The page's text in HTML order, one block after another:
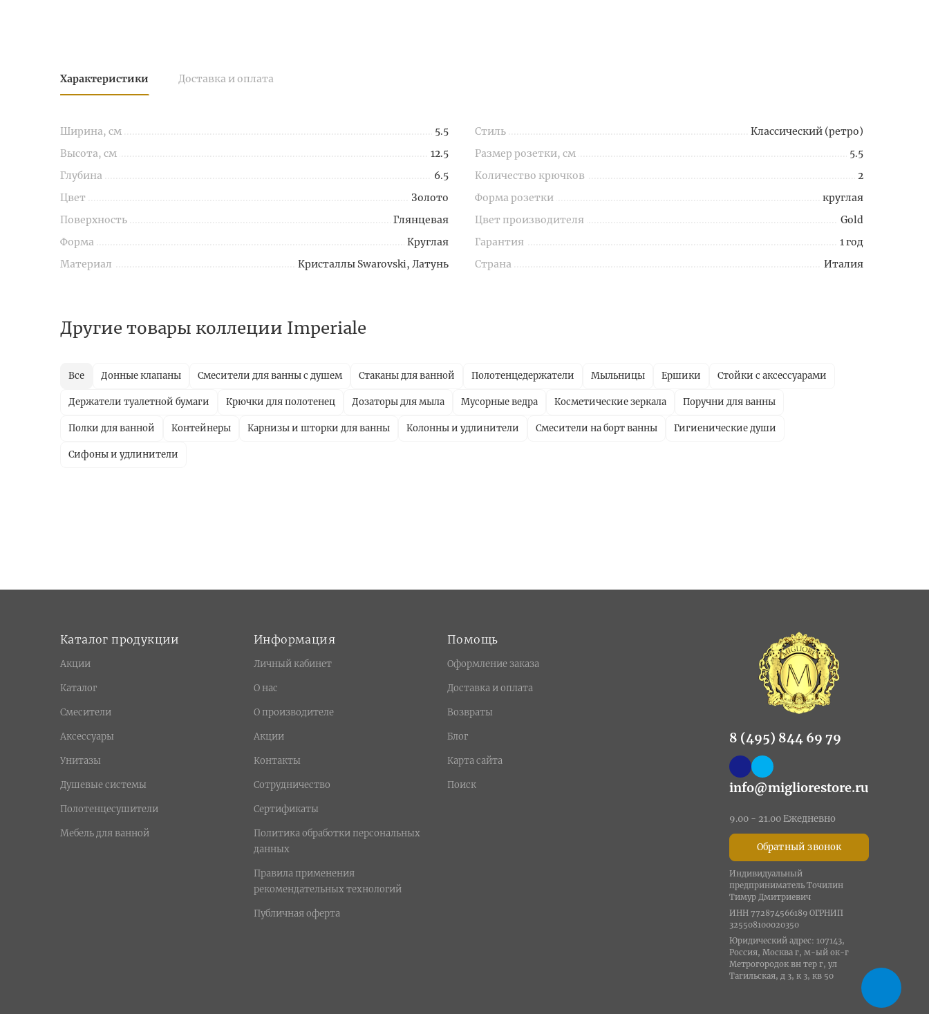
Характеристики Доставка и оплата
Ширина, см
5.5
Высота, см
12.5
Глубина
6.5
Цвет
Золото
Поверхность
Глянцевая
Форма
Круглая
Материал
Кристаллы Swarovski, Латунь
Стиль
Классический (ретро)
Размер розетки, см
5.5
Количество крючков
2
Форма розетки
круглая
Цвет производителя
Gold
Гарантия
1 год
Страна
Италия
Другие товары коллеции Imperiale
Все Донные клапаны Смесители для ванны с душем Стаканы для ванной Полотенцедержатели Мыльницы Ершики Стойки с аксессуарами
Держатели туалетной бумаги Крючки для полотенец Дозаторы для мыла Мусорные ведра Косметические зеркала Поручни для ванны
Полки для ванной Контейнеры Карнизы и шторки для ванны Колонны и удлинители Смесители на борт ванны Гигиенические души
Сифоны и удлинители
Каталог продукции
Акции
Каталог
Смесители
Аксессуары
Унитазы
Душевые системы
Полотенцесушители
Мебель для ванной
Информация
Личный кабинет
О нас
О производителе
Акции
Контакты
Сотрудничество
Сертификаты
Политика обработки персональных
данных
Правила применения
рекомендательных технологий
Публичная оферта
Помощь
Оформление заказа
Доставка и оплата
Возвраты
Блог
Карта сайта
Поиск
8 (495) 844 69 79
info@migliorestore.ru
9.00 - 21.00 Ежедневно
Обратный звонок
Индивидуальный
предприниматель Точилин
Тимур Дмитриевич
ИНН 772874566189 ОГРНИП
325508100020350
Юридический адрес: 107143,
Россия, Москва г, м-ый ок-г
Метрогородок вн тер г, ул
Тагильская, д 3, к 3, кв 50